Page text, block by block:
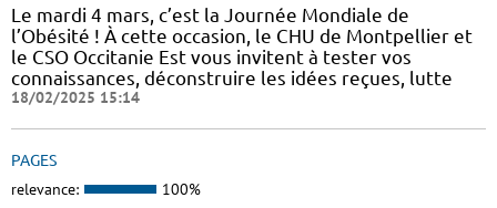
Le mardi 4 mars, c’est la Journée Mondiale de
l’Obésité ! À cette occasion, le CHU de Montpellier et
le CSO Occitanie Est vous invitent à tester vos
connaissances, déconstruire les idées reçues, lutte
18/02/2025 15:14
PAGES
relevance: 100%